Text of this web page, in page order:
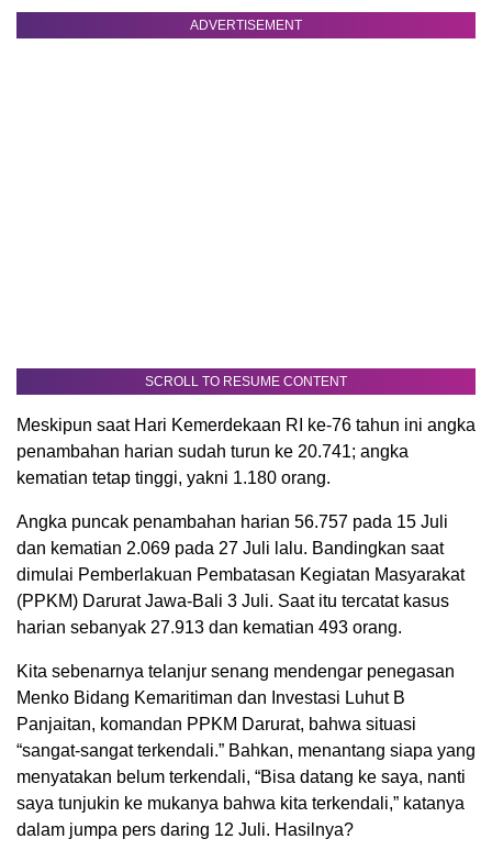
ADVERTISEMENT
SCROLL TO RESUME CONTENT
Meskipun saat Hari Kemerdekaan RI ke-76 tahun ini angka
penambahan harian sudah turun ke 20.741; angka
kematian tetap tinggi, yakni 1.180 orang.
Angka puncak penambahan harian 56.757 pada 15 Juli
dan kematian 2.069 pada 27 Juli lalu. Bandingkan saat
dimulai Pemberlakuan Pembatasan Kegiatan Masyarakat
(PPKM) Darurat Jawa-Bali 3 Juli. Saat itu tercatat kasus
harian sebanyak 27.913 dan kematian 493 orang.
Kita sebenarnya telanjur senang mendengar penegasan
Menko Bidang Kemaritiman dan Investasi Luhut B
Panjaitan, komandan PPKM Darurat, bahwa situasi
“sangat-sangat terkendali.” Bahkan, menantang siapa yang
menyatakan belum terkendali, “Bisa datang ke saya, nanti
saya tunjukin ke mukanya bahwa kita terkendali,” katanya
dalam jumpa pers daring 12 Juli. Hasilnya?